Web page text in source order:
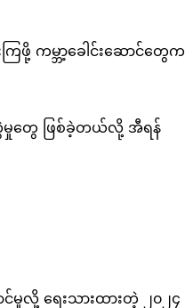
ြဖို့ ကမ္ဘာ့ခေါင်းဆောင်တွေက
ကွဲမှုတွေ ဖြစ်ခဲ့တယ်လို့ အီရန်
မှုလို့ ရေးသားထားတဲ့ ၂၀၂၄